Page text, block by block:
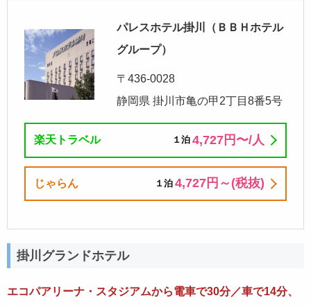
パレスホテル掛川（ＢＢＨホテル
グループ）
〒436-0028
静岡県 掛川市亀の甲2丁目8番5号
楽天トラベル １泊 4,727円〜/⼈
じゃらん １泊 4,727円～(税抜)
掛川グランドホテル
エコパアリーナ・スタジアムから電車で30分／車で14分、